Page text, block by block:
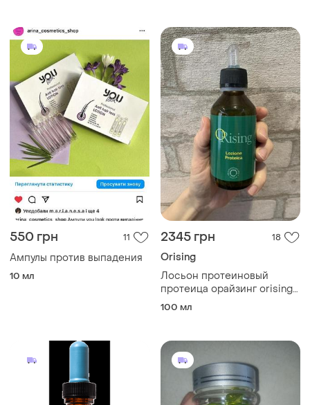
550 грн 11
Ампулы против выпадения
10 мл
2345 грн 18
Orising
Лосьон протеиновый
протеица орайзинг orising
proteica
100 мл